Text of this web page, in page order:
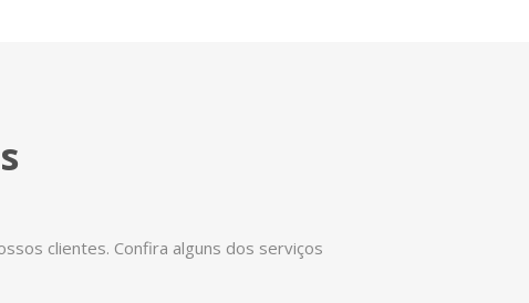
clientes. Confira alguns dos serviços